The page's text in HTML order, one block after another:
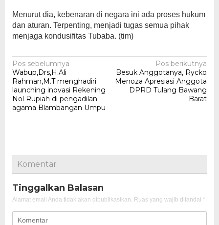
Menurut dia, kebenaran di negara ini ada proses hukum
dan aturan. Terpenting, menjadi tugas semua pihak
menjaga kondusifitas Tubaba. (tim)
Navigasi
pos
Pos sebelumnya
Wabup,Drs,H.Ali
Rahman,M.T menghadiri
launching inovasi Rekening
Nol Rupiah di pengadilan
agama Blambangan Umpu
Pos berikutnya
Besuk Anggotanya, Rycko
Menoza Apresiasi Anggota
DPRD Tulang Bawang
Barat
Komentar
Tinggalkan Balasan
Alamat email Anda tidak akan dipublikasikan. Ruas yang wajib ditandai *